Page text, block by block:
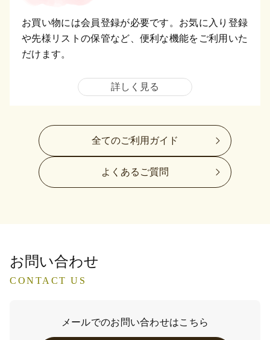
お買い物には会員登録が必要です。お気に入り登録
や先様リストの保管など、便利な機能をご利用いた
だけます。
詳しく見る
全てのご利用ガイド
よくあるご質問
お問い合わせ
CONTACT US
メールでのお問い合わせはこちら